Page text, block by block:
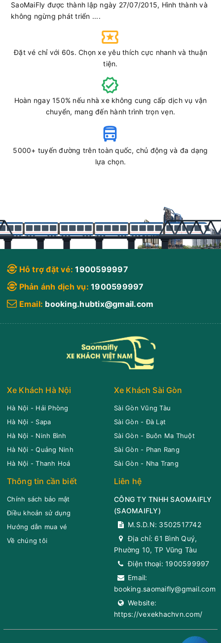
SaoMaiFly được thành lập ngày 27/07/2015, Hình thành và
không ngừng phát triển ....
Đặt vé chỉ với 60s. Chọn xe yêu thích cực nhanh và thuận
tiện.
Hoàn ngay 150% nếu nhà xe không cung cấp dịch vụ vận
chuyển, mang đến hành trình trọn vẹn.
5000+ tuyến đường trên toàn quốc, chủ động và đa dạng
lựa chọn.
Hỗ trợ đặt vé: 1900599997
Phản ánh dịch vụ: 1900599997
Email: booking.hubtix@gmail.com
Xe Khách Hà Nội
Hà Nội - Hải Phòng
Hà Nội - Sapa
Hà Nội - Ninh Bình
Hà Nội - Quảng Ninh
Hà Nội - Thanh Hoá
Xe Khách Sài Gòn
Sài Gòn Vũng Tàu
Sài Gòn - Đà Lạt
Sài Gòn - Buôn Ma Thuột
Sài Gòn - Phan Rang
Sài Gòn - Nha Trang
Thông tin cần biết
Chính sách bảo mật
Điều khoản sử dụng
Hướng dẫn mua vé
Về chúng tôi
Liên hệ
CÔNG TY TNHH SAOMAIFLY
(SAOMAIFLY)
M.S.D.N: 3502517742
Địa chỉ: 61 Bình Quý,
Phường 10, TP Vũng Tàu
Điện thoại: 1900599997
Email:
booking.saomaifly@gmail.com
Website:
https://vexekhachvn.com/